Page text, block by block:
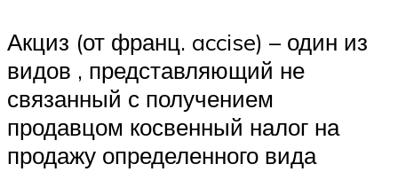
Акциз (от франц. accise) – один из
видов , представляющий не
связанный с получением
продавцом косвенный налог на
продажу определенного вида